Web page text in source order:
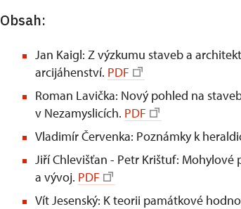
Obsah:
Jan Kaigl: Z výzkumu staveb a
arcijáhenství. PDF
Roman Lavička: Nový pohled na
v Nezamyslicích. PDF
Vladimír Červenka: Poznámky k
Jiří Chlevišťan - Petr Krištuf:
a vývoj. PDF
Vít Jesenský: K teorii památkové